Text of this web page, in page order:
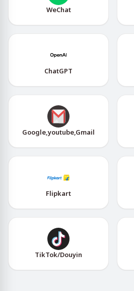
WeChat
ChatGPT
Google,youtube,Gmail
Flipkart
TikTok/Douyin